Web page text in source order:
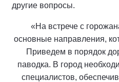
другие вопросы.
«На встрече с
основные направления,
Приведем в порядок
паводка. В город
специалистов,